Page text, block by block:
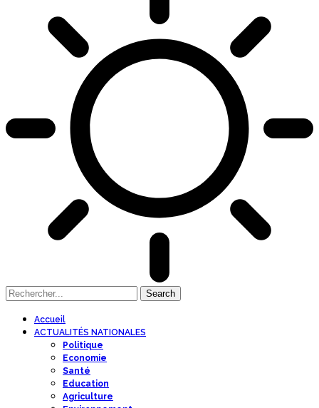
Accueil
ACTUALITÉS NATIONALES
Politique
Economie
Santé
Education
Agriculture